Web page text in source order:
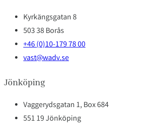
Kyrkängsgatan 8
503 38 Borås
+46 (0)10-179 78 00
vast@wadv.se
Jönköping
Vaggerydsgatan 1, Box 684
551 19 Jönköping